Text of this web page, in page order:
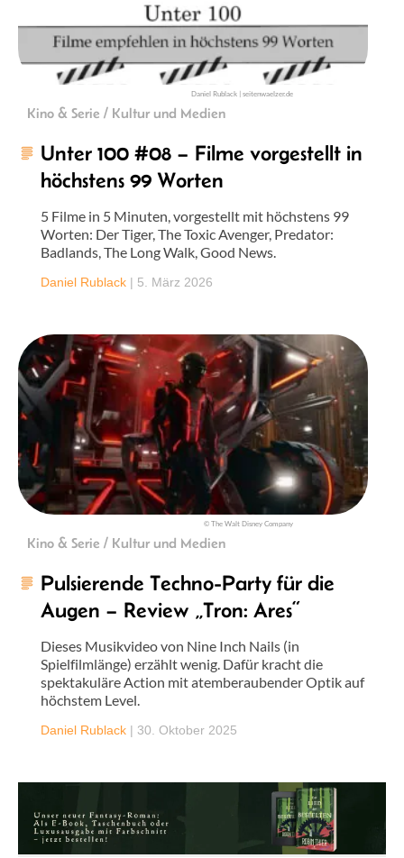
Daniel Rublack | seitenwaelzer.de
Kino & Serie / Kultur und Medien
Unter 100 #08 – Filme vorgestellt in
höchstens 99 Worten
5 Filme in 5 Minuten, vorgestellt mit höchstens 99
Worten: Der Tiger, The Toxic Avenger, Predator:
Badlands, The Long Walk, Good News.
Daniel Rublack | 5. März 2026
© The Walt Disney Company
Kino & Serie / Kultur und Medien
Pulsierende Techno-Party für die
Augen – Review „Tron: Ares“
Dieses Musikvideo von Nine Inch Nails (in
Spielfilmlänge) erzählt wenig. Dafür kracht die
spektakuläre Action mit atemberaubender Optik auf
höchstem Level.
Daniel Rublack | 30. Oktober 2025